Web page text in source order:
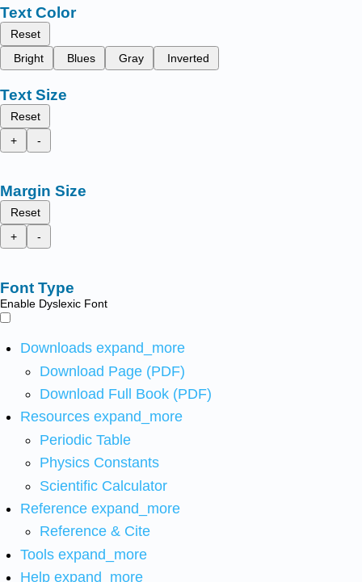
Text Color
Reset
Bright
Blues Gray Inverted
Text Size
Reset
+
-
Margin Size
Reset
+
-
Font Type
Enable Dyslexic Font
Downloads expand_more
Download Page (PDF)
Download Full Book (PDF)
Resources expand_more
Periodic Table
Physics Constants
Scientific Calculator
Reference expand_more
Reference & Cite
Tools expand_more
Help expand_more